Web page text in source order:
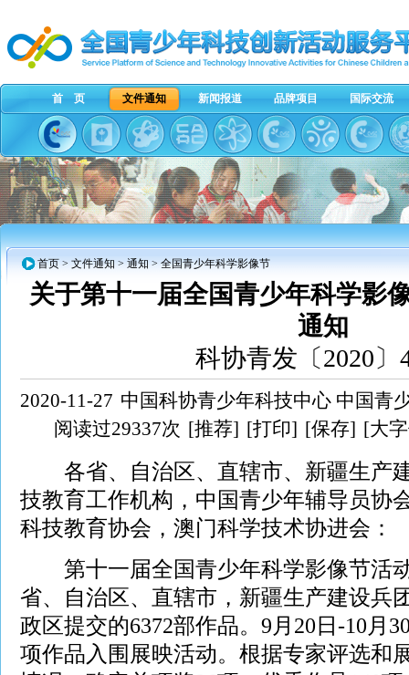
首 页 文件通知 新闻报道 品牌项目 国际交流
首页 > 文件通知 > 通知 > 全国青少年科学影像节
关于第十一届全国青少年科学影
通知
科协青发〔2020〕
2020-11-27 中国科协青少年科技中心 中国青
阅读过29337次 [推荐] [打印] [保存] [大
各省、自治区、直辖市、新疆生产
技教育工作机构，中国青少年辅导员协
科技教育协会，澳门科学技术协进会：
第十一届全国青少年科学影像节活
省、自治区、直辖市，新疆生产建设兵
政区提交的6372部作品。9月20日-10月
项作品入围展映活动。根据专家评选和